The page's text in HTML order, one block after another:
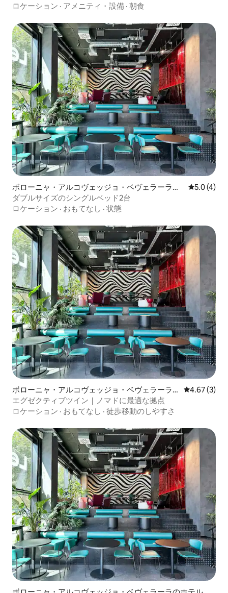
ィを構築
ロケーション · アメニティ・設備 · 朝食
ボローニャ・アルコヴェッジョ・ベヴェラーラの
ホテル客室
レビュー4
5.0 (4)
ダブルサイズのシングルベッド2台
ロケーション · おもてなし · 状態
ボローニャ・アルコヴェッジョ・ベヴェラーラ
のホテル客室
レビュー3
4.67 (3)
エグゼクティブツイン｜ノマドに最適な拠点
ロケーション · おもてなし · 徒歩移動のしやすさ